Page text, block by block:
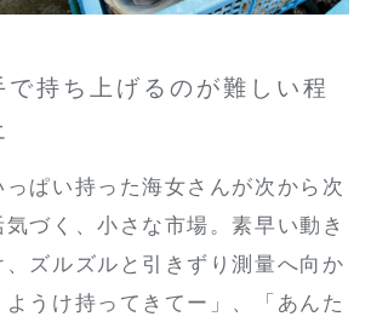
で持ち上げるのが難しい程
ぱい持った海女さんが次から次
づく、小さな市場。素早い動き
、ズルズルと引きずり測量へ向か
ようけ持ってきてー」、「あんた